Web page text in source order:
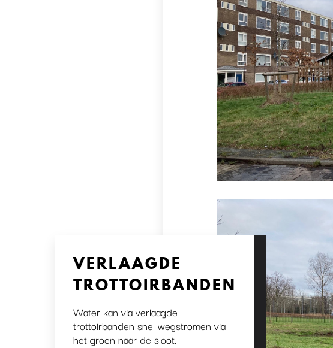
VERLAAGDE
TROTTOIRBANDEN
Water kan via verlaagde
trottoirbanden snel wegstromen via
het groen naar de sloot.